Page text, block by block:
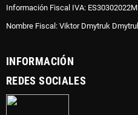
Información Fiscal IVA: ES30302022M
Nombre Fiscal: Viktor Dmytruk
INFORMACIÓN
REDES SOCIALES